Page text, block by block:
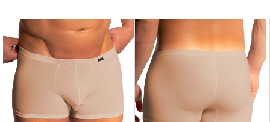
ZOBRAZIT FILTR